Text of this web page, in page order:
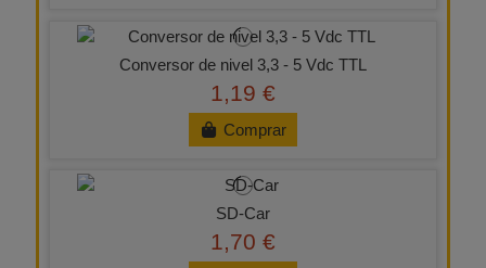
Conversor de nivel 3,3 - 5 Vdc TTL
1,19 €
Comprar
SD-Car
1,70 €